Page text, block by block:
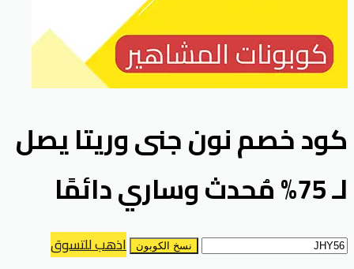
كود خصم نون جنى وريتا يصل
لـ 75% مُحدث وساري دائمًا
نسخ الكوبون
اذهب للتسوق